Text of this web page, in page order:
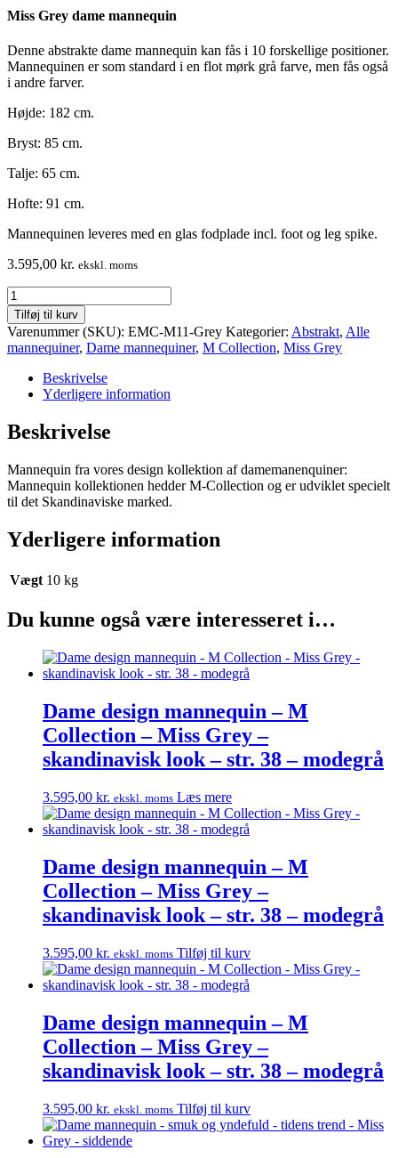
Miss Grey dame mannequin
Denne abstrakte dame mannequin kan fås i 10 forskellige positioner.
Mannequinen er som standard i en flot mørk grå farve, men fås også
i andre farver.
Højde: 182 cm.
Bryst: 85 cm.
Talje: 65 cm.
Hofte: 91 cm.
Mannequinen leveres med en glas fodplade incl. foot og leg spike.
3.595,00 kr. ekskl. moms
Dame
design
mannequin
M
Collection
Grey
-
look
-
str.
-
modegrå
Tilføj til kurv
Varenummer (SKU): EMC-M11-Grey Kategorier: Abstrakt, Alle
mannequiner, Dame mannequiner, M Collection, Miss Grey
Beskrivelse
Yderligere information
Beskrivelse
Mannequin fra vores design kollektion af damemanenquiner:
Mannequin kollektionen hedder M-Collection og er udviklet specielt
til det Skandinaviske marked.
Yderligere information
Vægt 10 kg
Du kunne også være interesseret i…
Dame design mannequin – M
Collection – Miss Grey –
skandinavisk look – str. 38 – modegrå
3.595,00 kr. ekskl. moms Læs mere
Dame design mannequin – M
Collection – Miss Grey –
skandinavisk look – str. 38 – modegrå
3.595,00 kr. ekskl. moms Tilføj til kurv
Dame design mannequin – M
Collection – Miss Grey –
skandinavisk look – str. 38 – modegrå
3.595,00 kr. ekskl. moms Tilføj til kurv